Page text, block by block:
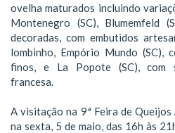
ovelha maturados incluindo
Montenegro (SC), Blumemfeld
decoradas, com embutidos
lombinho, Empório Mundo (SC),
finos, e La Popote (SC), com
francesa.
A visitação na 9ª Feira de
na sexta, 5 de maio, das 16h às